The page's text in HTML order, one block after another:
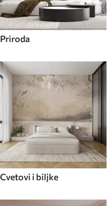
Priroda
Cvetovi i biljke